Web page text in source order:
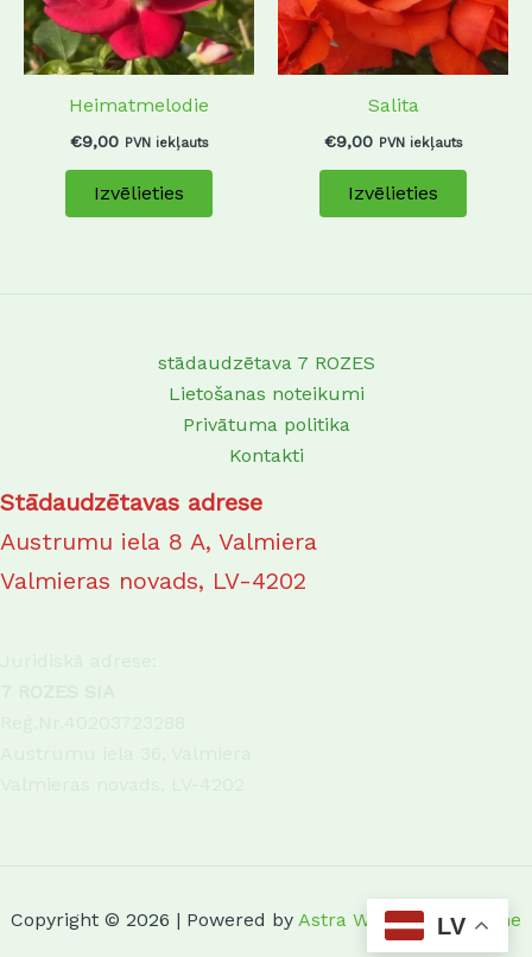
Heimatmelodie
€9,00 PVN iekļauts
Izvēlieties
The
options
may
on
Salita
€9,00 PVN iekļauts
Izvēlieties
The
options
may
on
stādaudzētava 7 ROZES
Lietošanas noteikumi
Privātuma politika
Kontakti
Stādaudzētavas adrese
Austrumu iela 8 A, Valmiera
Valmieras novads, LV-4202
Copyright © 2026 | Powered by Astra WordPress Theme
LV